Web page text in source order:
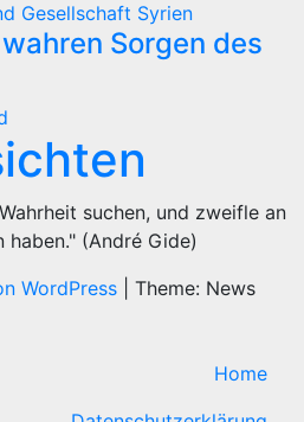
Gesellschaft Syrien
Sorgen des
suchen, und zweifle an
haben." (André Gide)
WordPress
Theme: News
Home